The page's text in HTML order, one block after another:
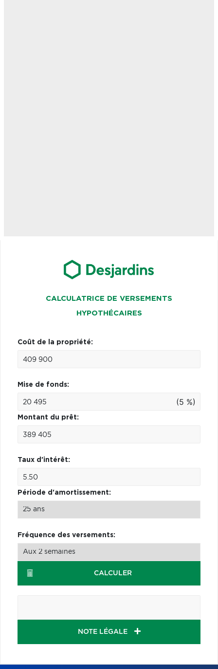
CALCULATRICE DE VERSEMENTS
HYPOTHÉCAIRES
Coût de la propriété:
Mise de fonds:
(5 %)
Montant du prêt:
Taux d'intérêt:
Période d'amortissement:
Fréquence des versements:
CALCULER
NOTE LÉGALE